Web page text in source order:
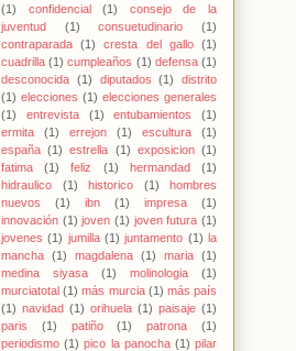
(1)
confidencial (1)
consejo de la
juventud
(1) consuetudinario
(1)
contraparada
(1) cresta del gallo
(1)
cuadrilla (1) cumpleaños (1) defensa (1)
desconocida (1) diputados (1)
distrito
(1) elecciones (1) elecciones generales
(1)
entrevista (1) entubamientos
(1)
ermita
(1) errejon (1) escultura
(1)
españa (1) estrella (1) exposicion (1)
fatima
(1) feliz (1) hermandad
(1)
hidraulico
(1) historico (1)
hombres
nuevos
(1) ibn (1) impresa
(1)
innovación (1) joven (1) joven futura (1)
jovenes (1) jumilla (1) juntamento (1) la
mancha (1) magdalena (1) maria (1)
medina siyasa
(1) molinologia
(1)
murciatotal (1) más murcia (1) más país
(1) navidad (1) orihuela (1) paisaje (1)
paris
(1) patiño (1) patrona
(1)
periodismo (1) pico la panocha (1) pilar